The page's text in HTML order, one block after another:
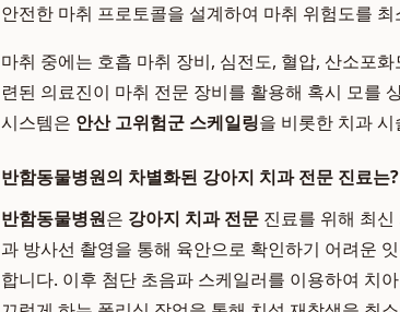
안전한 마취 프로토콜을 설계하여 마취 위험도를
마취 중에는 호흡 마취 장비, 심전도, 혈압, 산소포
련된 의료진이 마취 전문 장비를 활용해 혹시 모를
시스템은 안산 고위험군 스케일링을 비롯한 치과
반함동물병원의 차별화된 강아지 치과 전문 진료는?
반함동물병원은 강아지 치과 전문 진료를 위해 최
과 방사선 촬영을 통해 육안으로 확인하기 어려운
합니다. 이후 첨단 초음파 스케일러를 이용하여 치